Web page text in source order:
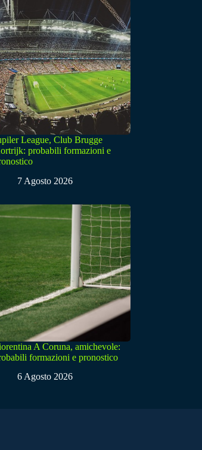
League, Club Brugge
probabili formazioni e
7 Agosto 2026
A Coruna, amichevole:
formazioni e pronostico
6 Agosto 2026